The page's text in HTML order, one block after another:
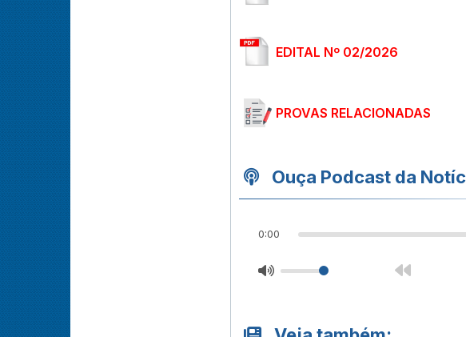
EDITAL Nº 02/2026
PROVAS RELACIONADAS
Ouça Podcast da Notíc
0:00